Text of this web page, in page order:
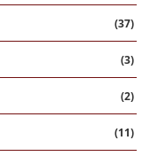
(37)
(3)
(2)
(11)